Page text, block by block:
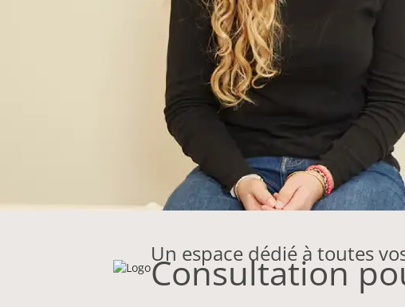
Un espace dédié à toutes
Consultation